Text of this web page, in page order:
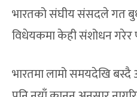
भारतको संघीय संसदले गत
विधेयकमा केही संशोधन गरेर
भारतमा लामो समयदेखि